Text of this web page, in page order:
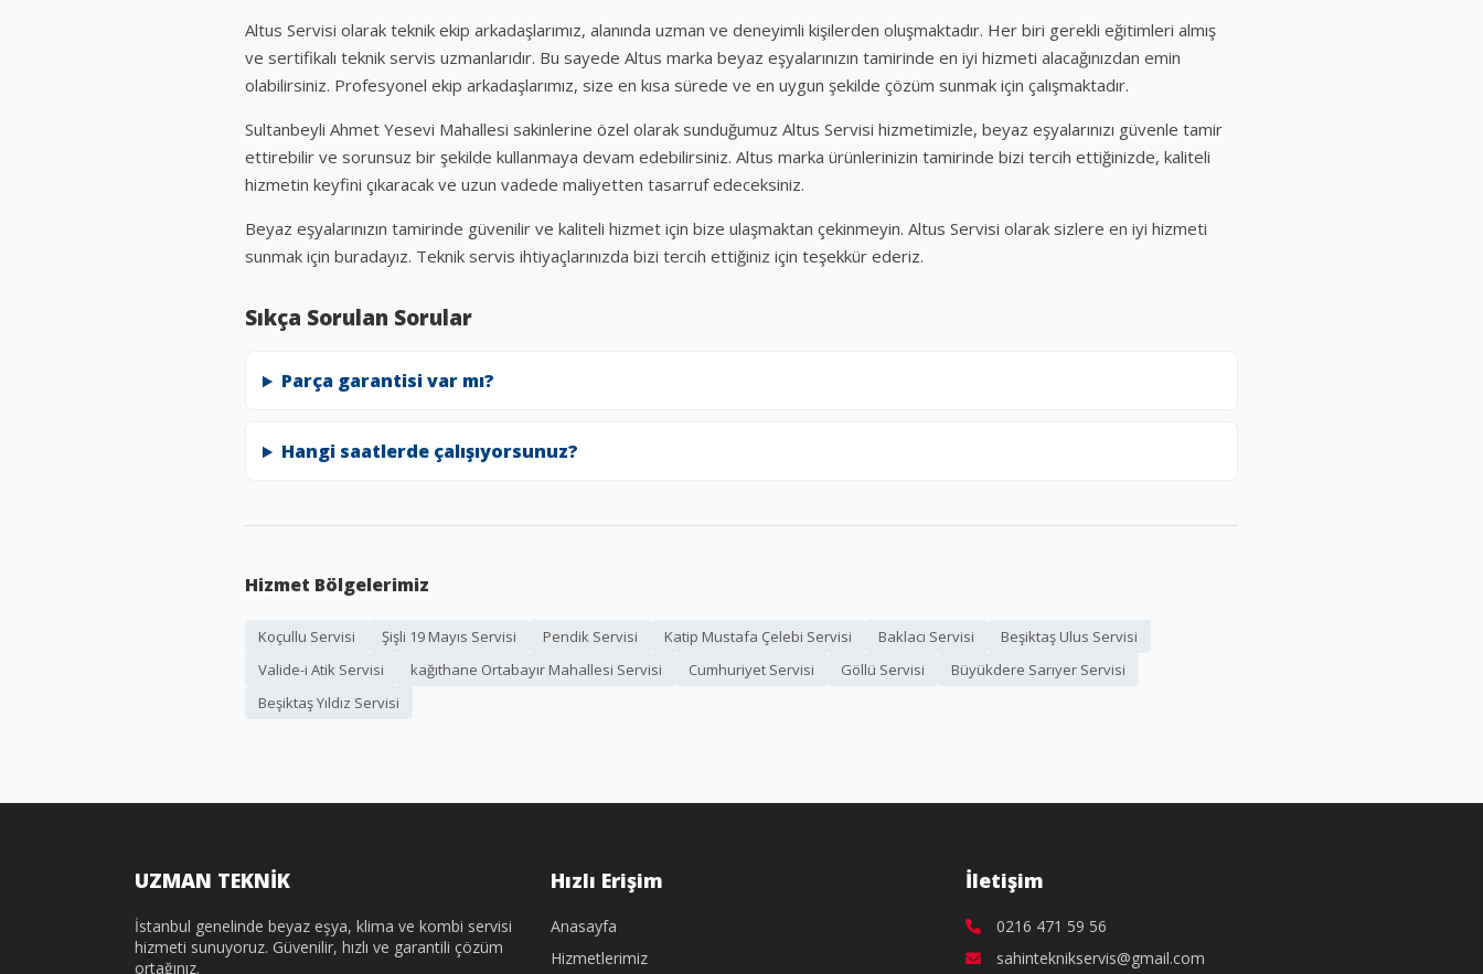
Altus Servisi olarak teknik ekip arkadaşlarımız, alanında uzman ve deneyimli kişilerden oluşmaktadır. Her biri gerekli eğitimleri almış
ve sertifikalı teknik servis uzmanlarıdır. Bu sayede Altus marka beyaz eşyalarınızın tamirinde en iyi hizmeti alacağınızdan emin
olabilirsiniz. Profesyonel ekip arkadaşlarımız, size en kısa sürede ve en uygun şekilde çözüm sunmak için çalışmaktadır.
Sultanbeyli Ahmet Yesevi Mahallesi sakinlerine özel olarak sunduğumuz Altus Servisi hizmetimizle, beyaz eşyalarınızı güvenle tamir
ettirebilir ve sorunsuz bir şekilde kullanmaya devam edebilirsiniz. Altus marka ürünlerinizin tamirinde bizi tercih ettiğinizde, kaliteli
hizmetin keyfini çıkaracak ve uzun vadede maliyetten tasarruf edeceksiniz.
Beyaz eşyalarınızın tamirinde güvenilir ve kaliteli hizmet için bize ulaşmaktan çekinmeyin. Altus Servisi olarak sizlere en iyi hizmeti
sunmak için buradayız. Teknik servis ihtiyaçlarınızda bizi tercih ettiğiniz için teşekkür ederiz.
Sıkça Sorulan Sorular
Parça garantisi var mı?
Hangi saatlerde çalışıyorsunuz?
Hizmet Bölgelerimiz
Koçullu Servisi Şişli 19 Mayıs Servisi Pendik Servisi Katip Mustafa Çelebi Servisi Baklacı Servisi
Beşiktaş Ulus Servisi
Valide-i Atik Servisi
kağıthane Ortabayır Mahallesi Servisi Cumhuriyet Servisi Göllü Servisi
Büyükdere Sarıyer Servisi
Beşiktaş Yıldız Servisi
UZMAN TEKNİK
İstanbul genelinde beyaz eşya, klima ve kombi servisi
hizmeti sunuyoruz. Güvenilir, hızlı ve garantili çözüm
ortağınız.
Hızlı Erişim
Anasayfa
Hizmetlerimiz
İletişim
0216 471 59 56
sahinteknikservis@gmail.com